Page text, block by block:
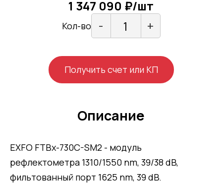
1 347 090 ₽/шт
Кол-во - +
Получить счет или КП
Описание
EXFO FTBx-730C-SM2 - модуль
рефлектометра 1310/1550 nm, 39/38 dB,
фильтованный порт 1625 nm, 39 dB.